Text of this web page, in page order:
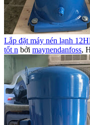
Lắp đặt máy nén lạnh
tốt n bởi maynendanfoss,